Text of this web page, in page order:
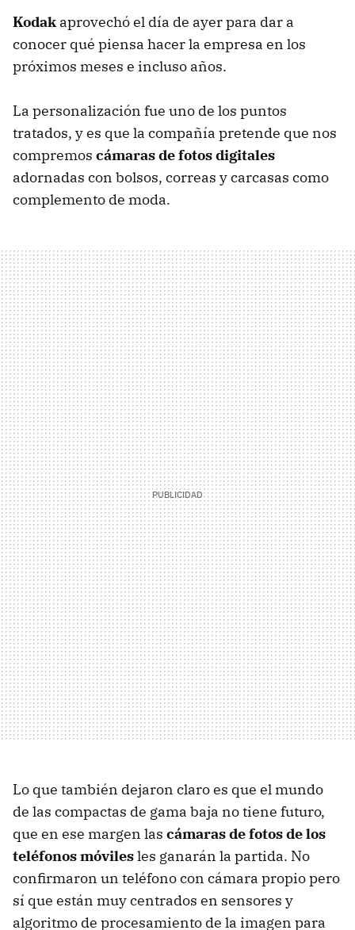
Kodakaprovechó el día de ayer para dar a
conocer qué piensa hacer la empresa en los
próximos meses e incluso años.
La personalización fue uno de los puntos
tratados, y es que la compañía pretende que nos
compremos cámaras de fotos digitales
adornadas con bolsos, correas y carcasas como
complemento de moda.
Lo que también dejaron claro es que el mundo
de las compactas de gama baja no tiene futuro,
que en ese margen las cámaras de fotos de los
teléfonos móvilesles ganarán la partida. No
confirmaron un teléfono con cámara propio pero
sí que están muy centrados en sensores y
algoritmo de procesamiento de la imagen para